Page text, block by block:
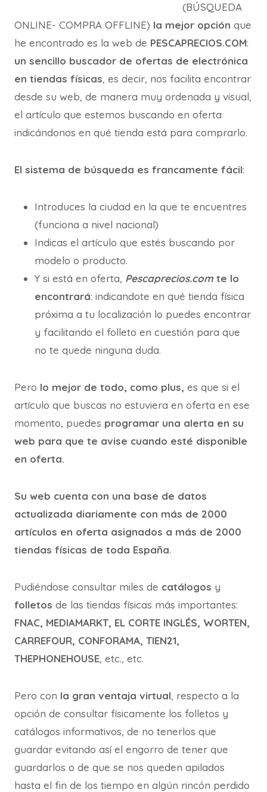
(BÚSQUEDA
ONLINE- COMPRA OFFLINE) la mejor opción que
he encontrado es la web de PESCAPRECIOS.COM:
un sencillo buscador de ofertas de electrónica
en tiendas físicas, es decir, nos facilita encontrar
desde su web, de manera muy ordenada y visual,
el artículo que estemos buscando en oferta
indicándonos en qué tienda está para comprarlo.
El sistema de búsqueda es francamente fácil:
Introduces la ciudad en la que te encuentres
(funciona a nivel nacional)
Indicas el artículo que estés buscando por
modelo o producto.
Y si está en oferta, Pescaprecios.com te lo
encontrará: indicandote en qué tienda física
próxima a tu localización lo puedes encontrar
y facilitando el folleto en cuestión para que
no te quede ninguna duda.
Pero lo mejor de todo, como plus, es que si el
artículo que buscas no estuviera en oferta en ese
momento, puedes programar una alerta en su
web para que te avise cuando esté disponible
en oferta.
Su web cuenta con una base de datos
actualizada diariamente con más de 2000
artículos en oferta asignados a más de 2000
tiendas físicas de toda España.
Pudiéndose consultar miles de catálogos y
folletos de las tiendas físicas más importantes:
FNAC, MEDIAMARKT, EL CORTE INGLÉS, WORTEN,
CARREFOUR, CONFORAMA, TIEN21,
THEPHONEHOUSE, etc., etc.
Pero con la gran ventaja virtual, respecto a la
opción de consultar físicamente los folletos y
catálogos informativos, de no tenerlos que
guardar evitando así el engorro de tener que
guardarlos o de que se nos queden apilados
hasta el fin de los tiempo en algún rincón perdido